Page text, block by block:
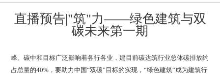
直播预告|"筑"力——绿色建筑与双
碳未来第一期
峰、碳中和目标广泛影响着各行各业，建目前碳达筑行业总体碳排放约
占总量的40%，要助力中国“双碳”目标的实现，“绿色建筑”成为建筑行